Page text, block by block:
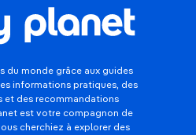
du monde grâce aux guides
informations pratiques, des
et des recommandations
est votre compagnon de
cherchiez à explorer des